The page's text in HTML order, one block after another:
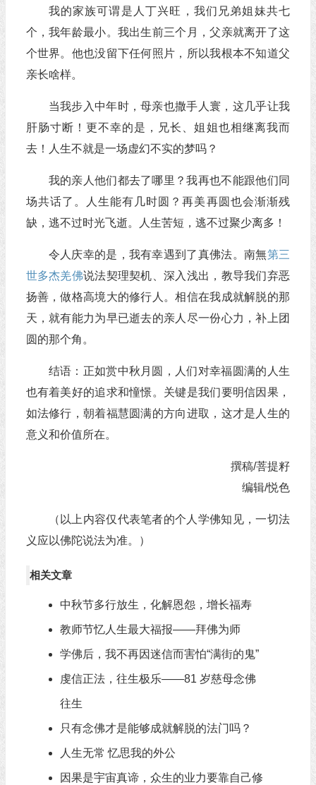
我的家族可谓是人丁兴旺，我们兄弟姐妹共七
个，我年龄最小。我出生前三个月，父亲就离开了这
个世界。他也没留下任何照片，所以我根本不知道父
亲长啥样。
当我步入中年时，母亲也撒手人寰，这几乎让我
肝肠寸断！更不幸的是，兄长、姐姐也相继离我而
去！人生不就是一场虚幻不实的梦吗？
我的亲人他们都去了哪里？我再也不能跟他们同
场共话了。人生能有几时圆？再美再圆也会渐渐残
缺，逃不过时光飞逝。人生苦短，逃不过聚少离多！
令人庆幸的是，我有幸遇到了真佛法。南無第三
世多杰羌佛说法契理契机、深入浅出，教导我们弃恶
扬善，做格高境大的修行人。相信在我成就解脱的那
天，就有能力为早已逝去的亲人尽一份心力，补上团
圆的那个角。
结语：正如赏中秋月圆，人们对幸福圆满的人生
也有着美好的追求和憧憬。关键是我们要明信因果，
如法修行，朝着福慧圆满的方向进取，这才是人生的
意义和价值所在。
撰稿/菩提籽
编辑/悦色
（以上内容仅代表笔者的个人学佛知见，一切法
义应以佛陀说法为准。）
相关文章
中秋节多行放生，化解恩怨，增长福寿
教师节忆人生最大福报——拜佛为师
学佛后，我不再因迷信而害怕“满街的鬼”
虔信正法，往生极乐——81 岁慈母念佛
往生
只有念佛才是能够成就解脱的法门吗？
人生无常 忆思我的外公
因果是宇宙真谛，众生的业力要靠自己修